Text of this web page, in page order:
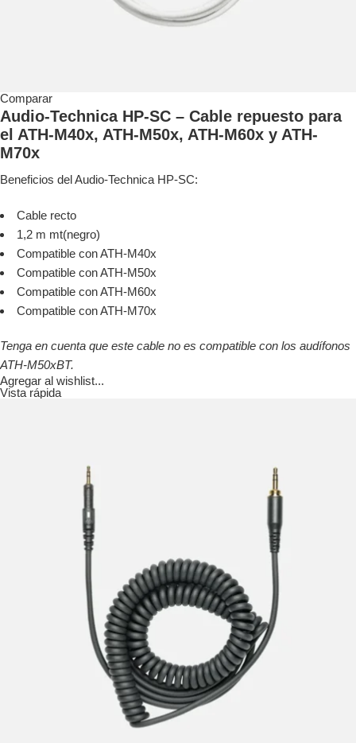
Comparar
Audio-Technica HP-SC – Cable repuesto para
el ATH-M40x, ATH-M50x, ATH-M60x y ATH-
M70x
Beneficios del Audio-Technica HP-SC:
Cable recto
1,2 m mt(negro)
Compatible con ATH-M40x
Compatible con ATH-M50x
Compatible con ATH-M60x
Compatible con ATH-M70x
Tenga en cuenta que este cable no es compatible con los audífonos
ATH-M50xBT.
Agregar al wishlist...
Vista rápida